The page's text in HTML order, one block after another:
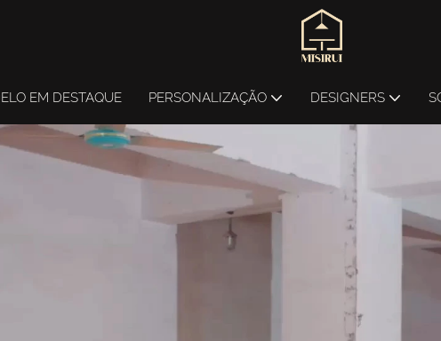
EM DESTAQUE PERSONALIZAÇÃO DESIGNERS